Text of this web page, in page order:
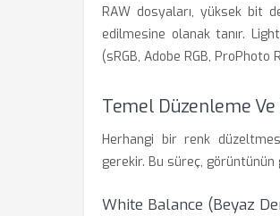
RAW dosyaları, yüksek bit
edilmesine olanak tanır.
(sRGB, Adobe RGB,
Temel Düzenleme
Herhangi bir renk
gerekir. Bu süreç,
White Balance (Beyaz